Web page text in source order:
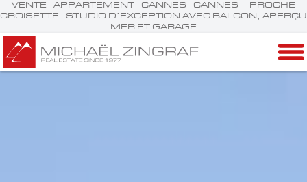
VENTE - APPARTEMENT - CANNES - CANNES – PROCHE
CROISETTE - STUDIO D’EXCEPTION AVEC BALCON, APERÇU
MER ET GARAGE